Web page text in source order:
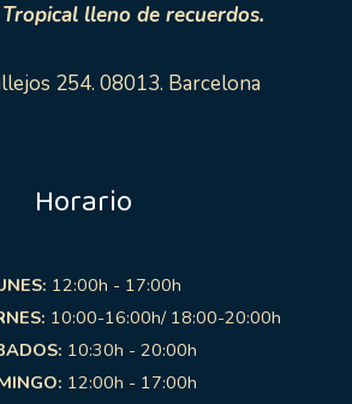
lleno de recuerdos.
254. 08013. Barcelona
Horario
12:00h - 17:00h
10:00-16:00h/ 18:00-20:00h
10:30h - 20:00h
12:00h - 17:00h